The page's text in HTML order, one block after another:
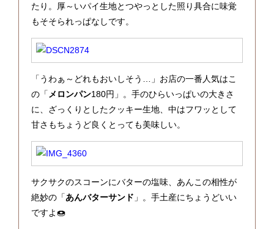
たり。厚～いパイ生地とつやっとした照り具合に味覚
もそそられっぱなしです。
「うわぁ～どれもおいしそう…」お店の一番人気はこ
の「 メロンパン180円」。手のひらいっぱいの大きさ
に、ざっくりとしたクッキー生地、中はフワッとして
甘さもちょうど良くとっても美味しい。
サクサクのスコーンにバターの塩味、あんこの相性が
絶妙の「あんバターサンド 」。手土産にちょうどいい
ですよ🍩